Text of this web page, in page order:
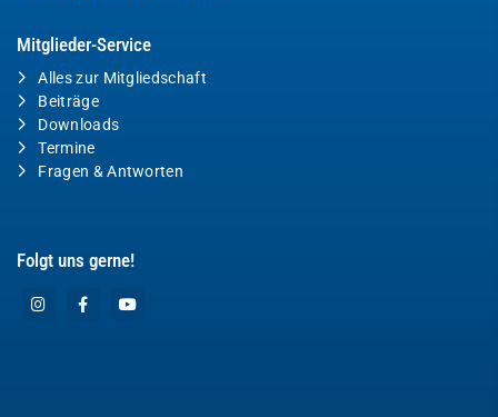
Mitglieder-Service
Alles zur Mitgliedschaft
Beiträge
Downloads
Termine
Fragen & Antworten
Folgt uns gerne!